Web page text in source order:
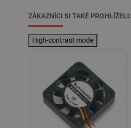
ZÁKAZNÍCI SI TAKÉ PROHLÍŽELI:
High-contrast mode